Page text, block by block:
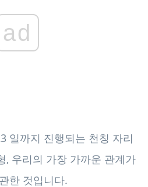
ad
일까지 진행되는 천칭 자리
, 우리의 가장 가까운 관계가
한 것입니다.